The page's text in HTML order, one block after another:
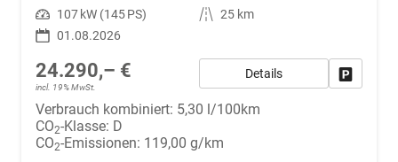
Leistung 107 kW (145 PS) Kilometerstand 25 km
01.08.2026
24.290,– €
incl. 19% MwSt.
Details
Verbrauch kombiniert: 5,30 l/100km
CO2-Klasse: D
CO2-Emissionen: 119,00 g/km